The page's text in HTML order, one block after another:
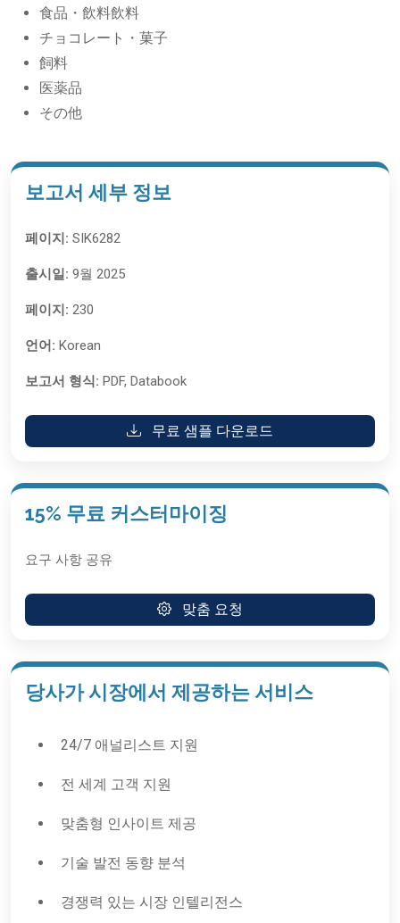
食品・飲料飲料
チョコレート・菓子
飼料
医薬品
その他
보고서 세부 정보
페이지: SIK6282
출시일: 9월 2025
페이지: 230
언어: Korean
보고서 형식: PDF, Databook
무료 샘플 다운로드
15% 무료 커스터마이징
요구 사항 공유
맞춤 요청
당사가 시장에서 제공하는 서비스
24/7 애널리스트 지원
전 세계 고객 지원
맞춤형 인사이트 제공
기술 발전 동향 분석
경쟁력 있는 시장 인텔리전스